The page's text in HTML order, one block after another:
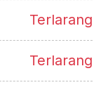
Terlarang
Terlarang